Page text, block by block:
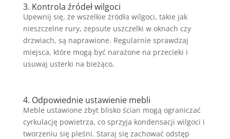
3. Kontrola źródeł wilgoci
Upewnij się, że wszelkie źródła wilgoci, takie jak
nieszczelne rury, zepsute uszczelki w oknach czy
drzwiach, są naprawione. Regularnie sprawdzaj
miejsca, które mogą być narażone na przecieki i
usuwaj usterki na bieżąco.
4. Odpowiednie ustawienie mebli
Meble ustawione zbyt blisko ścian mogą ograniczać
cyrkulację powietrza, co sprzyja kondensacji wilgoci i
tworzeniu się pleśni. Staraj się zachować odstęp